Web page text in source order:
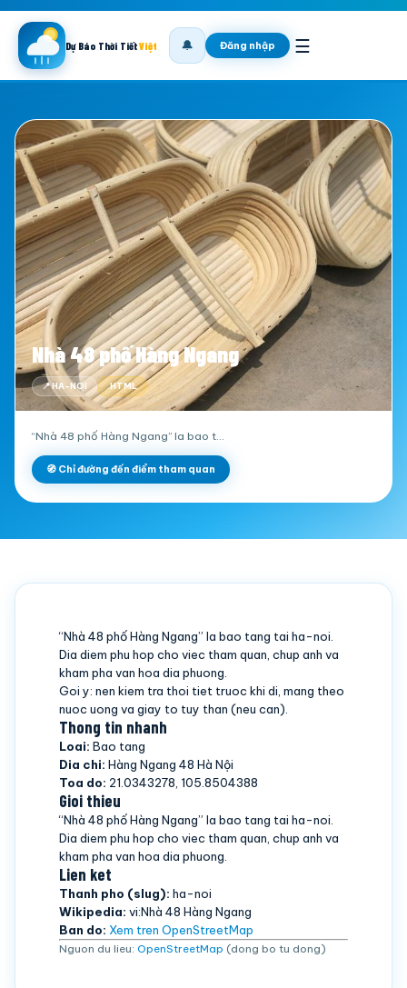
Dự Báo Thời TiếtViệt 🔔 Đăng nhập ☰
Nhà 48 phố Hàng Ngang
📍 HA-NOI .HTML
“Nhà 48 phố Hàng Ngang” la bao t…
🧭 Chỉ đường đến điểm tham quan
“Nhà 48 phố Hàng Ngang” la bao tang tai ha-noi.
Dia diem phu hop cho viec tham quan, chup anh va
kham pha van hoa dia phuong.
Goi y: nen kiem tra thoi tiet truoc khi di, mang theo
nuoc uong va giay to tuy than (neu can).
Thong tin nhanh
Loai: Bao tang
Dia chi: Hàng Ngang 48 Hà Nội
Toa do: 21.0343278, 105.8504388
Gioi thieu
“Nhà 48 phố Hàng Ngang” la bao tang tai ha-noi.
Dia diem phu hop cho viec tham quan, chup anh va
kham pha van hoa dia phuong.
Lien ket
Thanh pho (slug): ha-noi
Wikipedia: vi:Nhà 48 Hàng Ngang
Ban do: Xem tren OpenStreetMap
Nguon du lieu: OpenStreetMap (dong bo tu dong)